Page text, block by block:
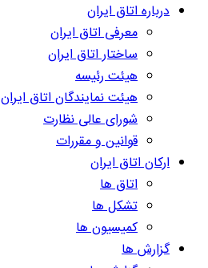
درباره اتاق ایران
معرفی اتاق ایران
ساختار اتاق ایران
هیئت رئیسه
هیئت نمایندگان اتاق ایران
شورای عالی نظارت
قوانین و مقررات
ارکان اتاق ایران
اتاق ها
تشکل ها
کمیسیون ها
گزارش ها